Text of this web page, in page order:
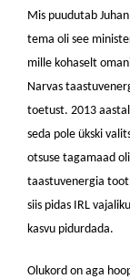
Mis puudutab
tema oli see
mille kohaselt
Narvas
toetust. 2013
seda pole ükski
otsuse tagamaad
taastuvenergia
siis pidas IRL
kasvu pidurdada.
Olukord on aga